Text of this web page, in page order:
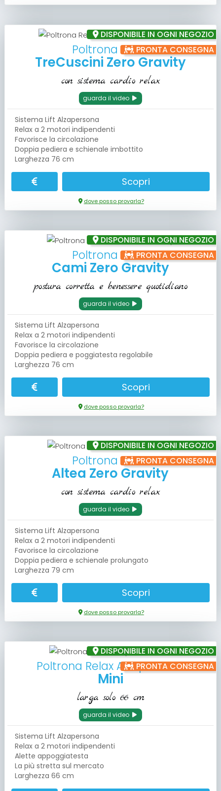
DISPONIBILE IN OGNI NEGOZIO
PRONTA CONSEGNA
Poltrona Relax
TreCuscini Zero Gravity
con sistema cardio relax
guarda il video
Sistema Lift Alzapersona
Relax a 2 motori indipendenti
Favorisce la circolazione
Doppia pediera e schienale imbottito
Larghezza 76 cm
Scopri
dove posso provarla?
DISPONIBILE IN OGNI NEGOZIO
PRONTA CONSEGNA
Poltrona Relax
Cami Zero Gravity
postura corretta e benessere quotidiano
guarda il video
Sistema Lift Alzapersona
Relax a 2 motori indipendenti
Favorisce la circolazione
Doppia pediera e poggiatesta regolabile
Larghezza 76 cm
Scopri
dove posso provarla?
DISPONIBILE IN OGNI NEGOZIO
PRONTA CONSEGNA
Poltrona Relax
Altea Zero Gravity
con sistema cardio relax
guarda il video
Sistema Lift Alzapersona
Relax a 2 motori indipendenti
Favorisce la circolazione
Doppia pediera e schienale prolungato
Larghezza 79 cm
Scopri
dove posso provarla?
DISPONIBILE IN OGNI NEGOZIO
PRONTA CONSEGNA
Poltrona Relax Alzapersona
Mini
larga solo 66 cm
guarda il video
Sistema Lift Alzapersona
Relax a 2 motori indipendenti
Alette appoggiatesta
La più stretta sul mercato
Larghezza 66 cm